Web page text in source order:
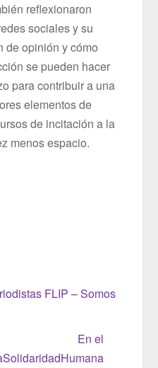
reflexionaron
sociales y su
de opinión y cómo
se pueden hacer
para contribuir a una
elementos de
de incitación a la
menos espacio.
FLIP – Somos
En el